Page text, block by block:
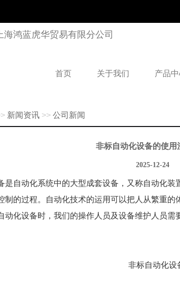
首页 关于我们 产品
新闻资讯 >> 公司新闻
非标自动化设备的使用
2025-12-24
是自动化系统中的大型成套设备，又称自动化
制的过程。自动化技术的运用可以把人从繁重
动化设备时，我们的操作人员及设备维护人员